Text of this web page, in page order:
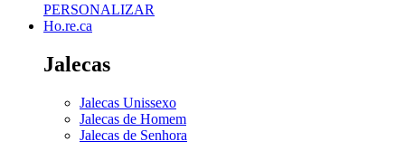
PERSONALIZAR
Ho.re.ca
Jalecas
Jalecas Unissexo
Jalecas de Homem
Jalecas de Senhora